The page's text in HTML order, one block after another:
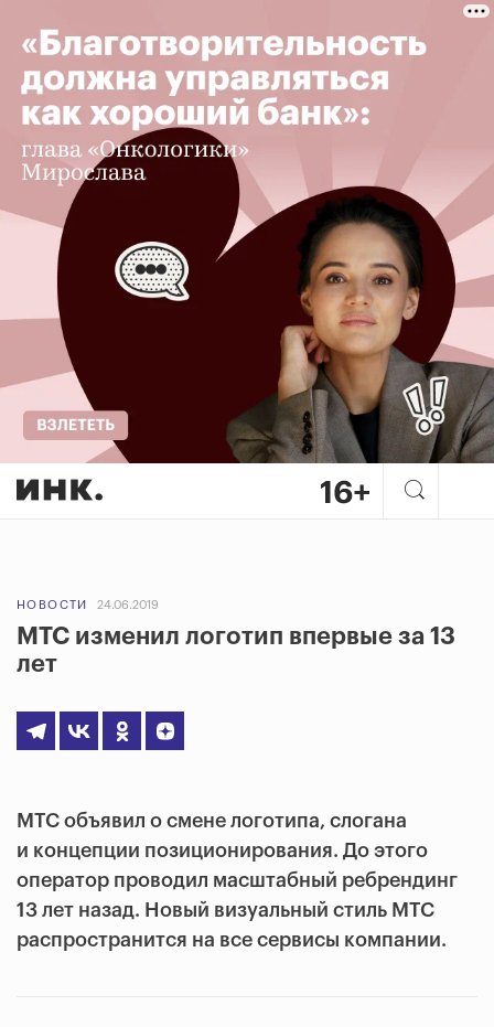
НОВОСТИ 24.06.2019
МТС изменил логотип впервые за 13
лет
МТС объявил о смене логотипа, слогана
и концепции позиционирования. До этого
оператор проводил масштабный ребрендинг
13 лет назад. Новый визуальный стиль МТС
распространится на все сервисы компании.